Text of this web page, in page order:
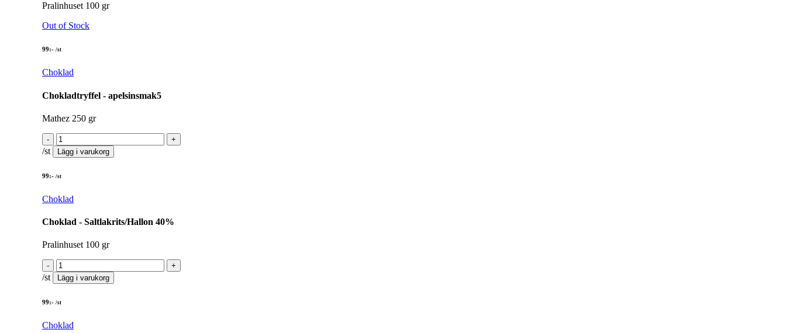
Pralinhuset 100 gr
Out of Stock
99:- /st
Choklad
Chokladtryffel - apelsinsmak5
Mathez 250 gr
/st Lägg i varukorg
99:- /st
Choklad
Choklad - Saltlakrits/Hallon 40%
Pralinhuset 100 gr
/st Lägg i varukorg
99:- /st
Choklad